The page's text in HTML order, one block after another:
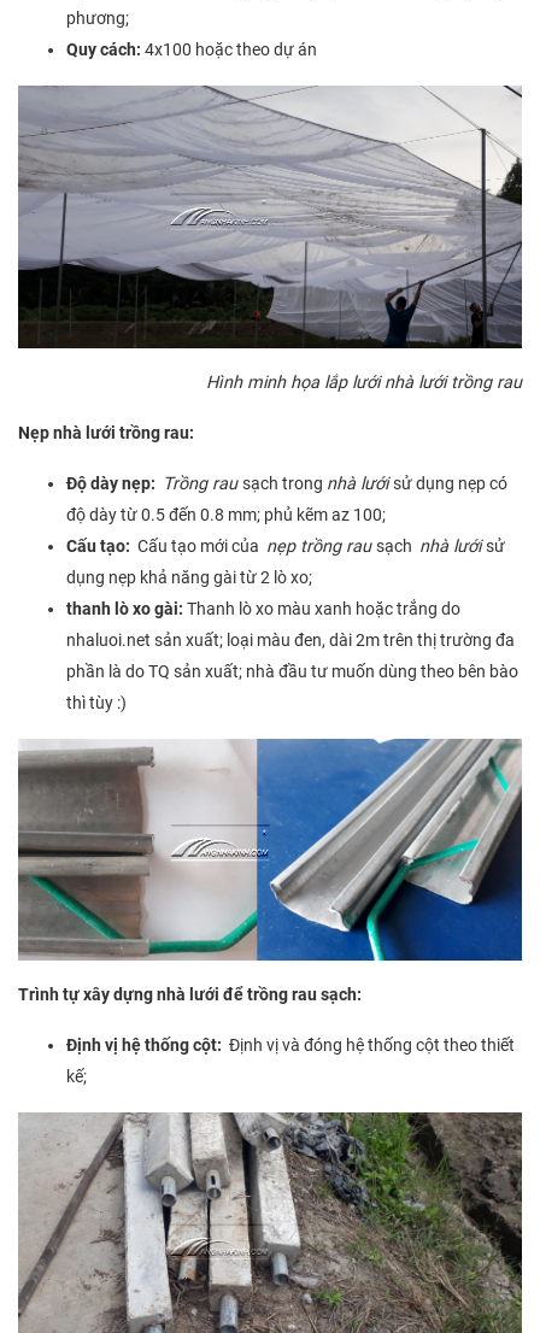
phương;
Quy cách: 4x100 hoặc theo dự án
Hình minh họa lắp lưới nhà lưới trồng rau
Nẹp nhà lưới trồng rau:
Độ dày nẹp: Trồng rausạch trong nhà lướisử dụng nẹp có
độ dày từ 0.5 đến 0.8 mm; phủ kẽm az 100;
Cấu tạo: Cấu tạo mới của nẹp trồng rausạch nhà lướisử
dụng nẹp khả năng gài từ 2 lò xo;
thanh lò xo gài: Thanh lò xo màu xanh hoặc trắng do
nhaluoi.net sản xuất; loại màu đen, dài 2m trên thị trường đa
phần là do TQ sản xuất; nhà đầu tư muốn dùng theo bên bào
thì tùy :)
Trình tự xây dựng nhà lưới để trồng rau sạch:
Định vị hệ thống cột: Định vị và đóng hệ thống cột theo thiết
kế;